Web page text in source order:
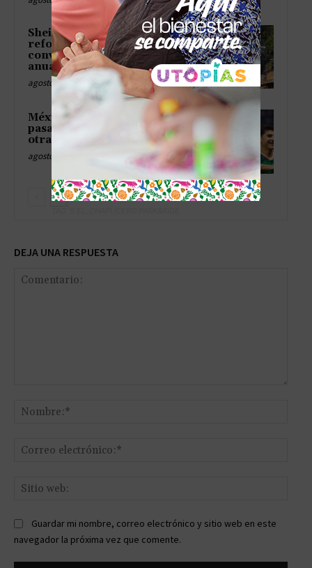
Sheinbaum inicia la
reforestación nacional y
convierte la tradición en rutina
anual
agosto 9, 2026
México Sub 20 reserva su
pasaporte olímpico y apunta a
otra medalla histórica
agosto 9, 2026
DEJA UNA RESPUESTA
Guardar mi nombre, correo electrónico y sitio web en este
navegador la próxima vez que comente.